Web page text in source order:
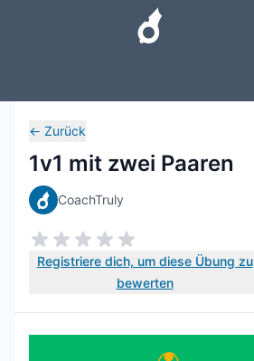
← Zurück
1v1 mit zwei Paaren
CoachTruly
Registriere dich, um diese Übung zu
bewerten